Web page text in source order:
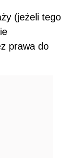
(jeżeli tego
prawa do